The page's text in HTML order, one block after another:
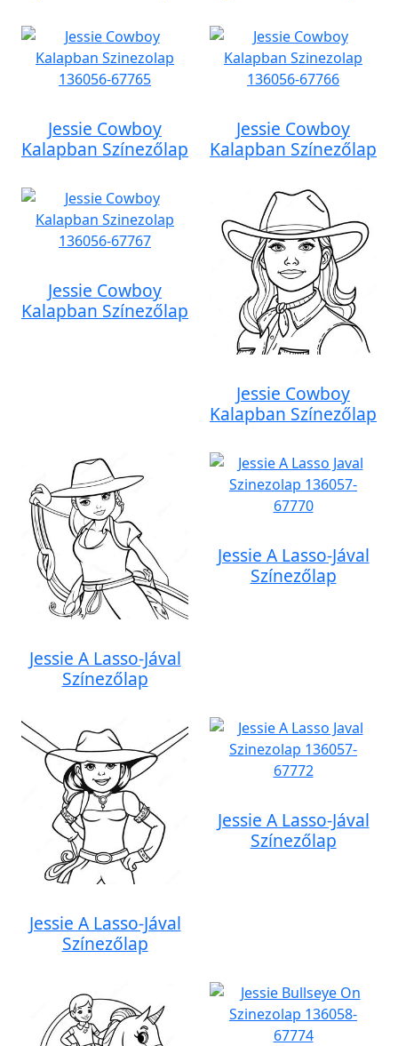
Jessie Cowboy
Kalapban Színezőlap
Jessie Cowboy
Kalapban Színezőlap
Jessie Cowboy
Kalapban Színezőlap
Jessie Cowboy
Kalapban Színezőlap
Jessie A Lasso-Jával
Színezőlap
Jessie A Lasso-Jával
Színezőlap
Jessie A Lasso-Jával
Színezőlap
Jessie A Lasso-Jával
Színezőlap